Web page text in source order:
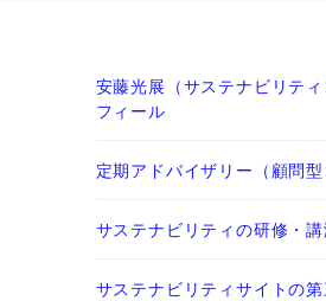
安藤光展（サステナビリテ
フィール
定期アドバイザリー（顧問型
サステナビリティの研修・
サステナビリティサイトの